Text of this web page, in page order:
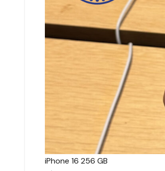
iPhone 16 256 GB